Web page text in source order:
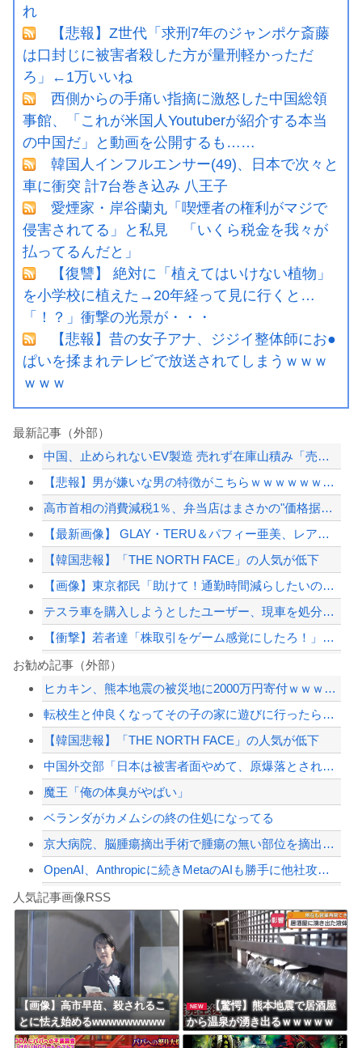
れ
【悲報】Z世代「求刑7年のジャンポケ斎藤
は口封じに被害者殺した方が量刑軽かっただ
ろ」←1万いいね
西側からの手痛い指摘に激怒した中国総領
事館、「これが米国人Youtuberが紹介する本当
の中国だ」と動画を公開するも……
韓国人インフルエンサー(49)、日本で次々と
車に衝突 計7台巻き込み 八王子
愛煙家・岸谷蘭丸「喫煙者の権利がマジで
侵害されてる」と私見 「いくら税金を我々が
払ってるんだと」
【復讐】 絶対に「植えてはいけない植物」
を小学校に植えた→20年経って見に行くと…
「！？」衝撃の光景が・・・
【悲報】昔の女子アナ、ジジイ整体師にお●
ぱいを揉まれテレビで放送されてしまうｗｗｗ
ｗｗｗ
最新記事（外部）
中国、止められないEV製造 売れず在庫山積み「売れたこと」にして補助金を騙し取る...
【悲報】男が嫌いな男の特徴がこちらｗｗｗｗｗｗｗｗｗｗ
高市首相の消費減税1％、弁当店はまさかの"価格据え置き"宣言「値下げはしません」
【最新画像】 GLAY・TERU＆パフィー亜美、レアな夫婦ショットを公開してしま...
【韓国悲報】「THE NORTH FACE」の人気が低下
【画像】東京都民「助けて！通勤時間減らしたいのに都心の近くが最低10万払わないと...
テスラ車を購入しようとしたユーザー、現車を処分して代金を支払い、平日の納車日に予...
【衝撃】若者達「株取引をゲーム感覚にしたろ！」→結果
昭和の神漫画「ドラゴンボール、ドラえもん、火の鳥、、、」令和→
【画像】いしかわじゅんの反戦漫画、意味不明すぎる…ネット「量産型左翼の最底辺みた...
【配信者】「金バエ」のSNS更新が1週間途絶え、様々な憶測が飛び交う。1週間ぶり...
Powered by livedoor 相互RSS
お勧め記事（外部）
ヒカキン、熊本地震の被災地に2000万円寄付ｗｗｗｗｗｗｗｗｗ
転校生と仲良くなってその子の家に遊びに行ったら私が小さい頃に撮った写真があった
【韓国悲報】「THE NORTH FACE」の人気が低下
中国外交部「日本は被害者面やめて、原爆落とされた状況を反省すべき」
魔王「俺の体臭がやばい」
ベランダがカメムシの終の住処になってる
京大病院、脳腫瘍摘出手術で腫瘍の無い部位を摘出してしまう 手術ミスで50代女性患...
OpenAI、Anthropicに続きMetaのAIも勝手に他社攻撃 嘘ξけど何...
【動画】自動ドアの仕組みを理解した富山のツバメが賢い。
8/4のニュース
日本旅行キャンセルすべきか…1万年ぶり史上最大級の火山の兆し＝韓国の反応
更新中止のお知らせ
海外「おめでとうタキ！」リヴァプール南野がバースデーゴール！！
人気記事画像RSS
【画像】高市早苗、殺されるこ
とに怯え始めるwwwwwwwww
NEW
【驚愕】熊本地震で居酒屋
から温泉が湧き出るｗｗｗｗｗ
ｗｗｗｗｗｗｗ